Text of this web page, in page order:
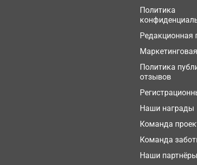
Политика
Редакционная
Политика
отзывов
Наши награды
Команда
Команда
Наши партнёры